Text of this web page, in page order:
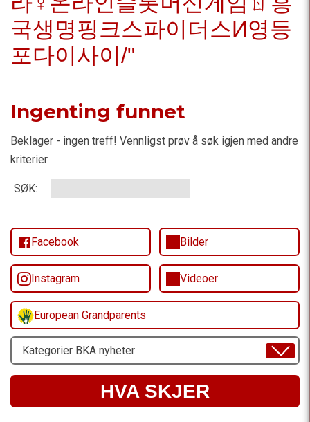
국생명핑크스파이더스И영등
포다이사이/"
Ingenting funnet
Beklager - ingen treff! Vennligst prøv å søk igjen med andre
kriterier
SØK:
Facebook Bilder
Instagram Videoer
European Grandparents
Velg
Emne
HVA SKJER